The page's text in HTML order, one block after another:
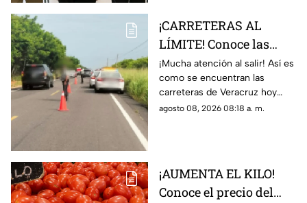
¡CARRETERAS AL
LÍMITE! Conoce las
condiciones de las
carreteras de Veracruz
hoy 8 de agosto 2026
¡Mucha atención al salir! Así es
como se encuentran las
carreteras de Veracruz hoy
sábado 8 de agosto del 2026,
agosto 08, 2026 08:18 a. m.
¡AUMENTA EL KILO!
Conoce el precio del